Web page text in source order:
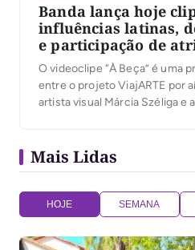
Banda lança hoje
influências latinas,
e participação de
O videoclipe “À Beça” é uma
entre o projeto ViajARTE por
artista visual Márcia Széliga e
Mais Lidas
HOJE SEMANA